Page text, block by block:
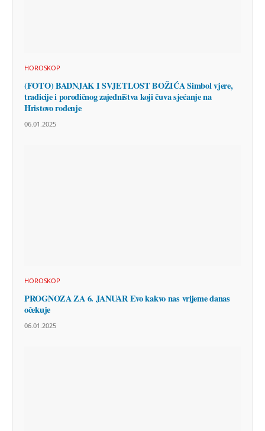
HOROSKOP
(FOTO) BADNJAK I SVJETLOST BOŽIĆA Simbol vjere,
tradicije i porodičnog zajedništva koji čuva sjećanje na
Hristovo rođenje
06.01.2025
HOROSKOP
PROGNOZA ZA 6. JANUAR Evo kakvo nas vrijeme danas
očekuje
06.01.2025